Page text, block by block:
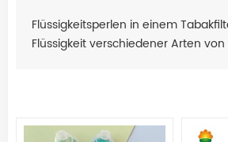
Flüssigkeitsperlen in einem
Flüssigkeit verschiedener Arten